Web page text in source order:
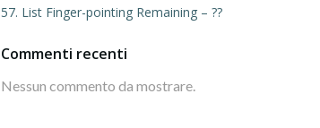
57. List Finger-pointing Remaining – ??
Commenti recenti
Nessun commento da mostrare.